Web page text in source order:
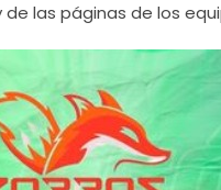
de las páginas de los